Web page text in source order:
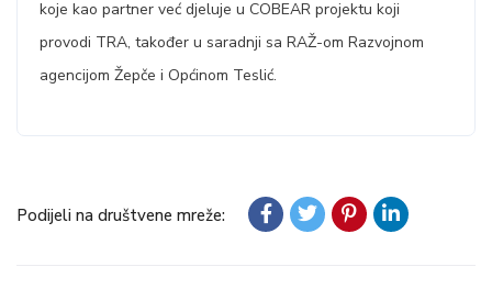
koje kao partner već djeluje u COBEAR projektu koji
provodi TRA, također u saradnji sa RAŽ-om Razvojnom
agencijom Žepče i Općinom Teslić.
Podijeli na društvene mreže: